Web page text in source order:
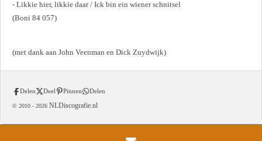
- Likkie hier, likkie daar / Ick bin ein wiener schnitsel
(Boni 84 057)
(met dank aan John Veenman en Dick Zuydwijk)
Delen Deel Pinnen Delen
© 2010 - 2026 NLDiscografie.nl